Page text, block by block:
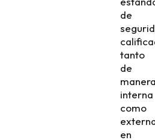
de
tanto
de
manera
interna
como
en